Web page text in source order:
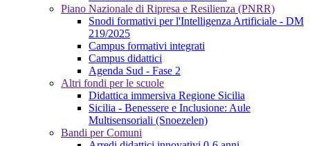
Piano Nazionale di Ripresa e Resilienza (PNRR)
Snodi formativi per l'Intelligenza Artificiale - DM
219/2025
Campus formativi integrati
Campus didattici
Agenda Sud - Fase 2
Altri fondi per le scuole
Didattica immersiva Regione Sicilia
Sicilia - Benessere e Inclusione: Aule
Multisensoriali (Snoezelen)
Bandi per Comuni